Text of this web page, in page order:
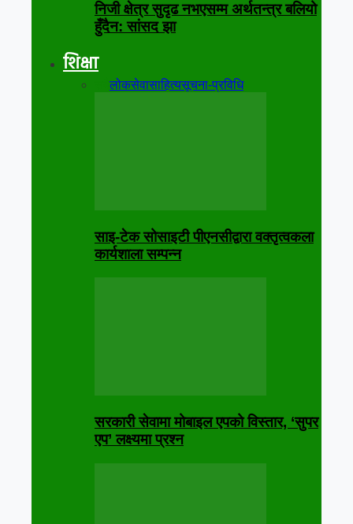
निजी क्षेत्र सुदृढ नभएसम्म अर्थतन्त्र बलियो
हुँदैन: सांसद झा
शिक्षा
सबैलोकसेवासाहित्यसूचना-प्रविधि
साइ-टेक सोसाइटी पीएनसीद्वारा वक्तृत्वकला
कार्यशाला सम्पन्न
सरकारी सेवामा मोबाइल एपको विस्तार, ‘सुपर
एप’ लक्ष्यमा प्रश्न